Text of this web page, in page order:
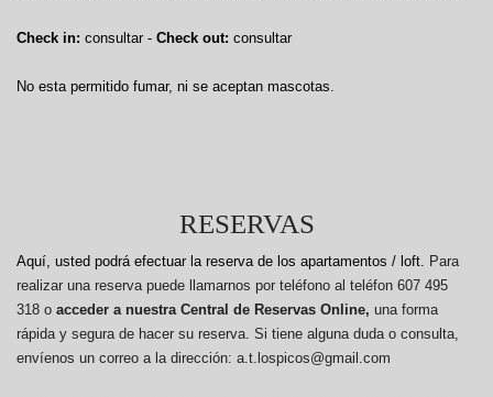
Check in: consultar - Check out: consultar
No esta permitido fumar, ni se aceptan mascotas.
RESERVAS
Aquí, usted podrá efectuar la reserva de los apartamentos / loft. Para
realizar una reserva puede llamarnos por teléfono al teléfon 607 495
318 o acceder a nuestra Central de Reservas Online, una forma
rápida y segura de hacer su reserva. Si tiene alguna duda o consulta,
envíenos un correo a la dirección: a.t.lospicos@gmail.com